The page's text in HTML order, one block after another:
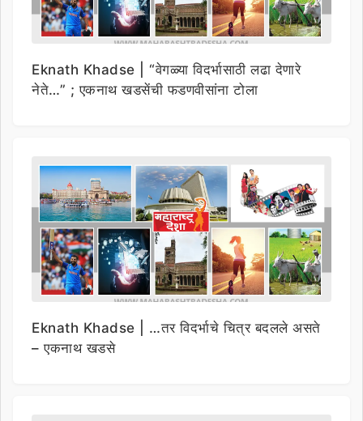
Eknath Khadse | “वेगळ्या विदर्भासाठी लढा देणारे
नेते…” ; एकनाथ खडसेंची फडणवीसांना टोला
Eknath Khadse | …तर विदर्भाचे चित्र बदलले असते
– एकनाथ खडसे